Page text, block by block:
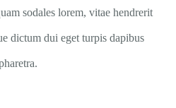
sodales lorem, vitae hendrerit
dictum dui eget turpis dapibus